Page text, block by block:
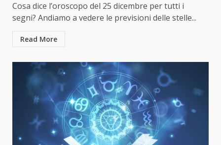
Cosa dice l’oroscopo del 25 dicembre per tutti i
segni? Andiamo a vedere le previsioni delle stelle...
Read More